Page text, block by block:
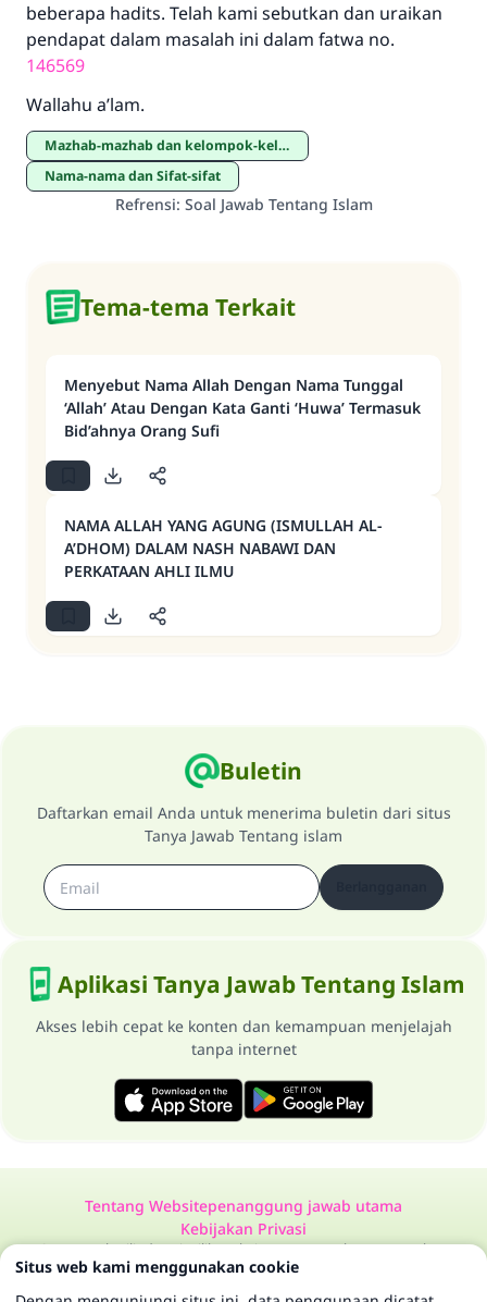
beberapa hadits. Telah kami sebutkan dan uraikan
pendapat dalam masalah ini dalam fatwa no.
146569
Wallahu a’lam.
mazhab-mazhab dan kelompok-kelompok
Nama-nama dan Sifat-sifat
Refrensi: Soal Jawab Tentang Islam
Tema-tema Terkait
Menyebut Nama Allah Dengan Nama Tunggal
‘Allah’ Atau Dengan Kata Ganti ‘Huwa’ Termasuk
Bid’ahnya Orang Sufi
NAMA ALLAH YANG AGUNG (ISMULLAH AL-
A’DHOM) DALAM NASH NABAWI DAN
PERKATAAN AHLI ILMU
Buletin
Daftarkan email Anda untuk menerima buletin dari situs
Tanya Jawab Tentang islam
Aplikasi Tanya Jawab Tentang Islam
Akses lebih cepat ke konten dan kemampuan menjelajah
tanpa internet
Tentang Websitepenanggung jawab utama
Kebijakan Privasi
Semua Hak Dilindungi Milik Website Tanya Jawab Tentang Islam
1997-2025 ©
Situs web kami menggunakan cookie